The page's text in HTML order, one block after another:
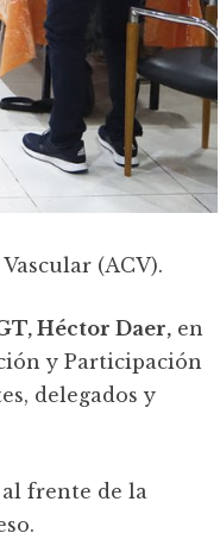
(ACV).
Héctor Daer, en
y Participación
delegados y
frente de la